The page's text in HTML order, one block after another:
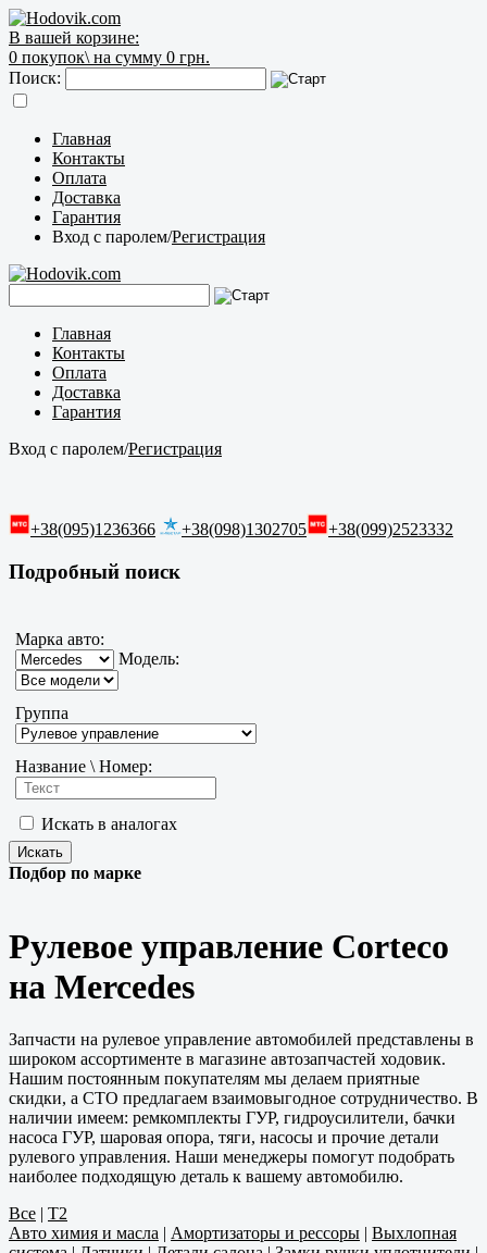
В вашей корзине:
0 покупок\ на сумму 0 грн.
Поиск:
Главная
Контакты
Оплата
Доставка
Гарантия
Вход с паролем/Регистрация
Главная
Контакты
Оплата
Доставка
Гарантия
Вход с паролем/Регистрация
+38(095)1236366 +38(098)1302705 +38(099)2523332
Подробный поиск
Марка авто:
Модель:
Группа
Название \ Номер:
Искать в аналогах
Подбор по марке
Рулевое управление Corteco
на Mercedes
Запчасти на рулевое управление автомобилей представлены в
широком ассортименте в магазине автозапчастей ходовик.
Нашим постоянным покупателям мы делаем приятные
скидки, а СТО предлагаем взаимовыгодное сотрудничество. В
наличии имеем: ремкомплекты ГУР, гидроусилители, бачки
насоса ГУР, шаровая опора, тяги, насосы и прочие детали
рулевого управления. Наши менеджеры помогут подобрать
наиболее подходящую деталь к вашему автомобилю.
Все | T2
Авто химия и масла | Амортизаторы и рессоры | Выхлопная